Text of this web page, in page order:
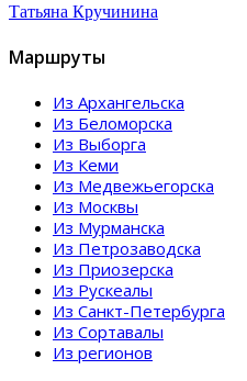
Татьяна Кручинина
Маршруты
Из Архангельска
Из Беломорска
Из Выборга
Из Кеми
Из Медвежьегорска
Из Москвы
Из Мурманска
Из Петрозаводска
Из Приозерска
Из Рускеалы
Из Санкт-Петербурга
Из Сортавалы
Из регионов